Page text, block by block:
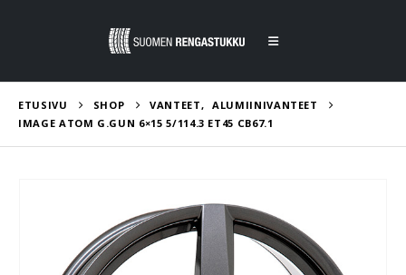
ETUSIVU SHOP VANTEET,
ALUMIINIVANTEET
IMAGE ATOM G.GUN 6×15 5/114.3 ET45 CB67.1